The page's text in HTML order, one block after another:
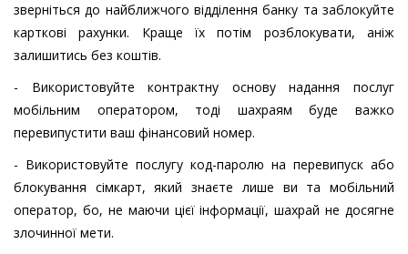
зверніться до найближчого відділення банку та заблокуйте
карткові рахунки. Краще їх потім розблокувати, аніж
залишитись без коштів.
- Використовуйте контрактну основу надання послуг
мобільним оператором, тоді шахраям буде важко
перевипустити ваш фінансовий номер.
- Використовуйте послугу код-паролю на перевипуск або
блокування сімкарт, який знаєте лише ви та мобільний
оператор, бо, не маючи цієї інформації, шахрай не досягне
злочинної мети.